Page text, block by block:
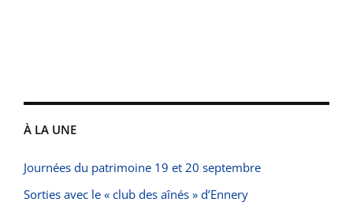
À LA UNE
Journées du patrimoine 19 et 20 septembre
Sorties avec le « club des aînés » d’Ennery